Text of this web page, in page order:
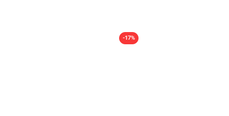
-17%